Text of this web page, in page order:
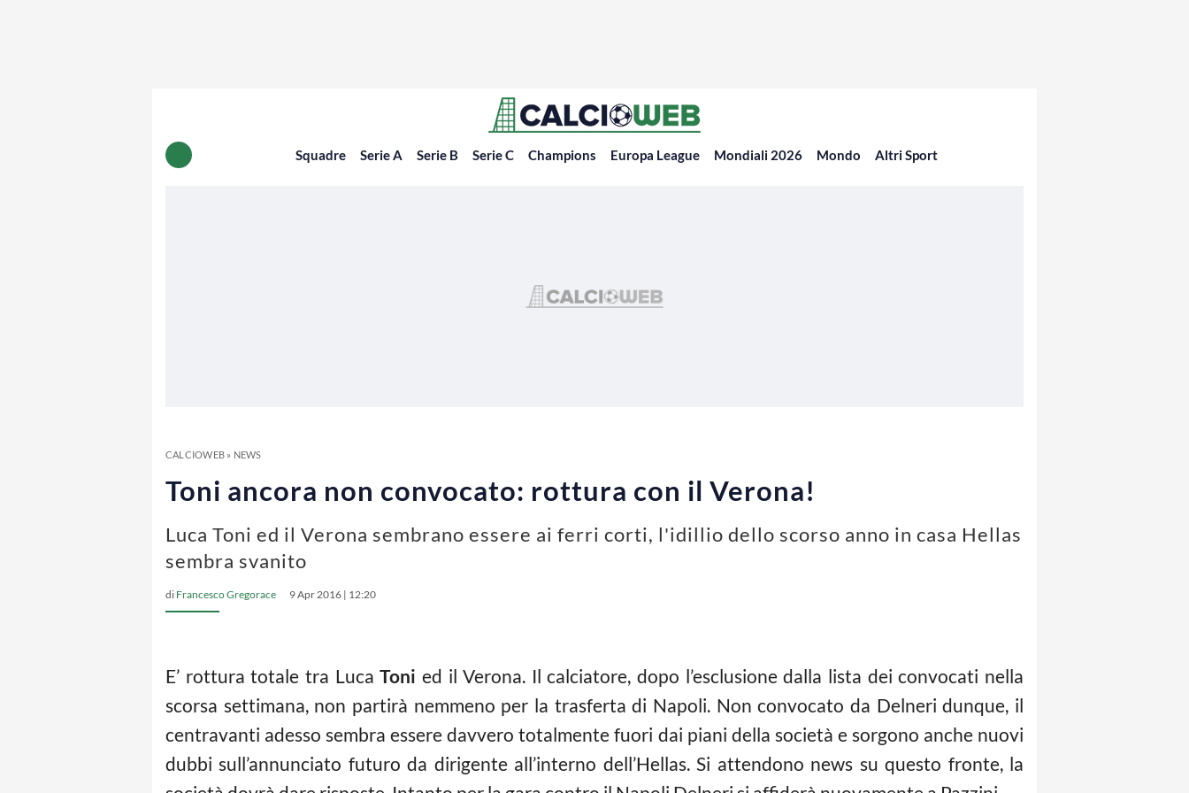
Squadre Serie A Serie B Serie C Champions Europa League Mondiali 2026 Mondo Altri Sport
CALCIOWEB» NEWS
Toni ancora non convocato: rottura con il Verona!
Luca Toni ed il Verona sembrano essere ai ferri corti, l'idillio dello scorso anno in casa Hellas
sembra svanito
di Francesco Gregorace 9 Apr 2016 | 12:20
E’ rottura totale tra LucaToni ed il Verona. Il calciatore, dopo l’esclusione dalla lista dei convocati nella
scorsa settimana, non partirà nemmeno per la trasferta di Napoli. Non convocato da Delneri dunque, il
centravanti adesso sembra essere davvero totalmente fuori dai piani della società e sorgono anche nuovi
dubbi sull’annunciato futuro da dirigente all’interno dell’Hellas. Si attendono news su questo fronte, la